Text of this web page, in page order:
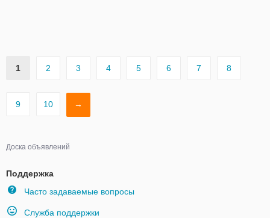
1 2 3 4 5 6 7 8
9 10 →
Доска объявлений
Поддержка
Часто задаваемые вопросы
Служба поддержки